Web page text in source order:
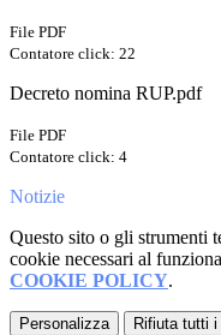
File PDF
Contatore click: 22
Decreto nomina RUP.pdf
File PDF
Contatore click: 4
Notizie
Questo sito o gli strumenti
cookie necessari al
COOKIE POLICY.
Personalizza Rifiuta tutti i